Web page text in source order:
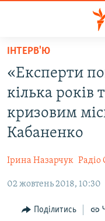
Перейти
основного
матеріалу
до
основної
Перейти
до
ВОДА.КРИМ
ВІДЕО ТА ФОТО
ПОЛІТИКА
ПОГЛЯД
ІНТЕРВ'Ю
ВСЕ ЗА ДЕНЬ
ІНТЕРВ'Ю
«Експерти
кілька років
кризовим
Кабаненко
Ірина Назарчук Радіо
02 жовтень 2018, 10:30
Поділитись